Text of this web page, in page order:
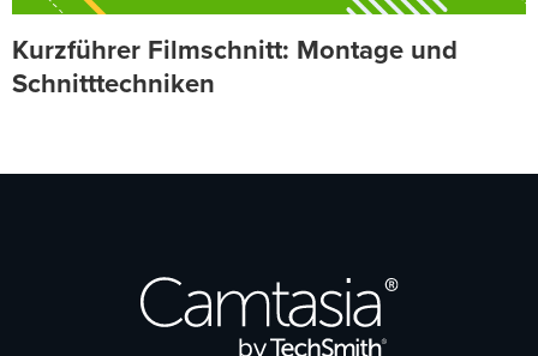
Kurzführer Filmschnitt: Montage und
Schnitttechniken